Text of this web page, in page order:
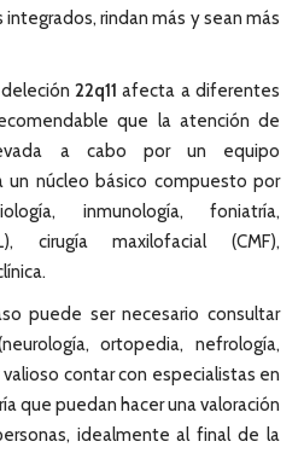
rindan más y sean más
22q11 afecta a diferentes
que la atención de
a cabo por un equipo
un núcleo básico compuesto por
inmunología, foniatría,
cirugía maxilofacial (CMF),
puede ser necesario consultar
ortopedia, nefrología,
contar con especialistas en
que puedan hacer una valoración
idealmente al final de la